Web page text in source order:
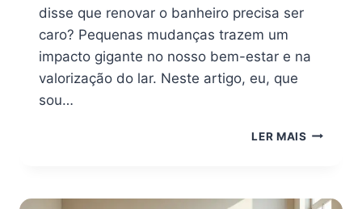
disse que renovar o banheiro precisa ser
caro? Pequenas mudanças trazem um
impacto gigante no nosso bem-estar e na
valorização do lar. Neste artigo, eu, que
sou…
LER MAIS
7